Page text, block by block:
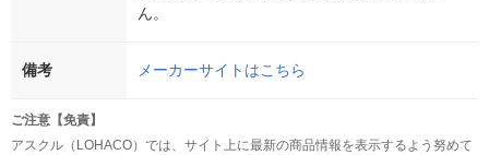
ん。
備考 メーカーサイトはこちら
ご注意【免責】
アスクル（LOHACO）では、サイト上に最新の商品情報を表示するよう努めて